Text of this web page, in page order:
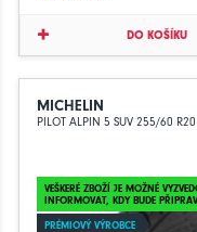
DO KOŠÍKU
MICHELIN
PILOT ALPIN 5 SUV 255/60
VEŠKERÉ ZBOŽÍ JE MOŽNÉ
INFORMOVAT, KDY BUDE
PRÉMIOVÝ VÝROBCE